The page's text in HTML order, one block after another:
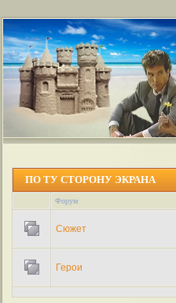
ПО ТУ СТОРОНУ ЭКРАНА
Форум
Сюжет
Герои